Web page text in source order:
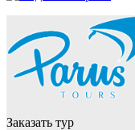
Заказать тур